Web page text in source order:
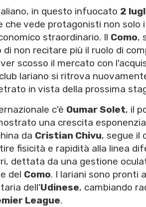
in questo infuocato 2
vede protagonisti non solo
straordinario. Il Como,
di non recitare più il ruolo di
scosso il mercato con
lariano si ritrova
in vista della prossima
c'è Oumar Solet, il
una crescita
da Cristian Chivu, segue il
fisicità e rapidità alla linea
dettata da una gestione
del Como. I lariani sono pronti
dell'Udinese, cambiando
League.